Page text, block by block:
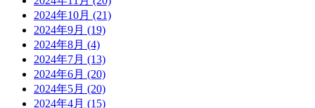
2024年10月 (21)
2024年9月 (19)
2024年8月 (4)
2024年7月 (13)
2024年6月 (20)
2024年5月 (20)
2024年4月 (15)